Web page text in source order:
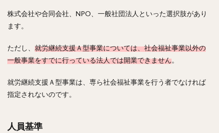
株式会社や合同会社、NPO、一般社団法人といった選択肢があり
ます。
ただし、 就労継続支援Ａ型事業については、社会福祉事業以外の
一般事業をすでに行っている法人では開業できません。
就労継続支援Ａ型事業は、専ら社会福祉事業を行う者でなければ
指定されないのです。
人員基準